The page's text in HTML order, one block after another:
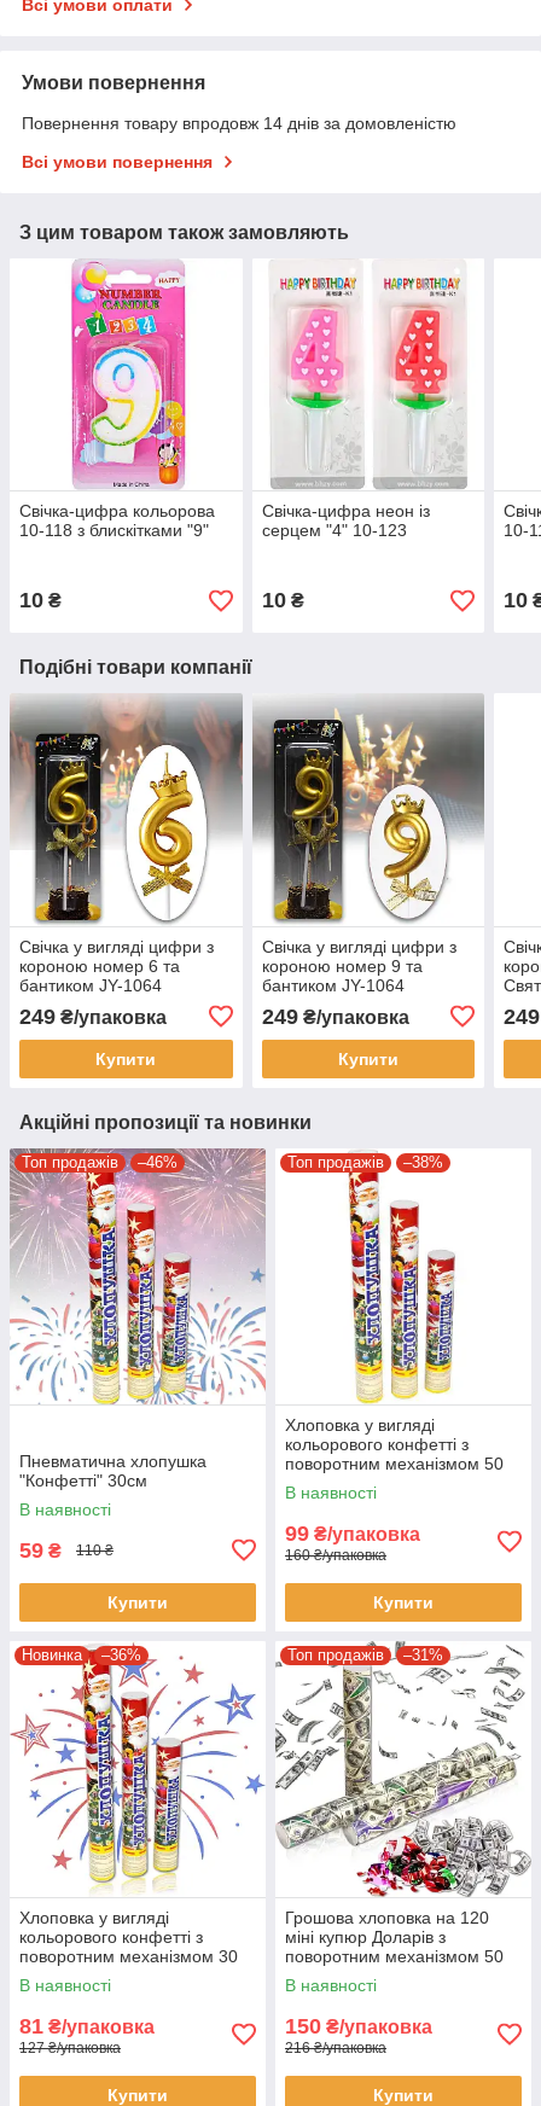
Всі умови оплати
Умови повернення
Повернення товару впродовж 14 днів за домовленістю
Всі умови повернення
З цим товаром також замовляють
Свічка-цифра кольорова
10-118 з блискітками "9"
10 ₴
Свічка-цифра неон із
серцем "4" 10-123
10₴
10-
10
Подібні товари компанії
Свічка у вигляді цифри з
короною номер 6 та
бантиком JY-1064
Святкова свічка на торт в
упаковці 12 шт
249 ₴/упаковка
Купити
Свічка у вигляді цифри з
короною номер 9 та
бантиком JY-1064
Святкова свічка на торт в
упаковці 12 шт
249₴/упаковка
Купити
249
Акційні пропозиції та новинки
Топ продажів –46%
Пневматична хлопушка
"Конфетті" 30см
В наявності
59 ₴ 110 ₴
Купити
Топ продажів –38%
Хлоповка у вигляді
кольорового конфетті з
поворотним механізмом 50
см
В наявності
99 ₴/упаковка
160 ₴/упаковка
Купити
Новинка –36%
Хлоповка у вигляді
кольорового конфетті з
поворотним механізмом 30
см
В наявності
81 ₴/упаковка
127 ₴/упаковка
Купити
Топ продажів –31%
Грошова хлоповка на 120
міні купюр Доларів з
поворотним механізмом 50
см
В наявності
150 ₴/упаковка
216 ₴/упаковка
Купити